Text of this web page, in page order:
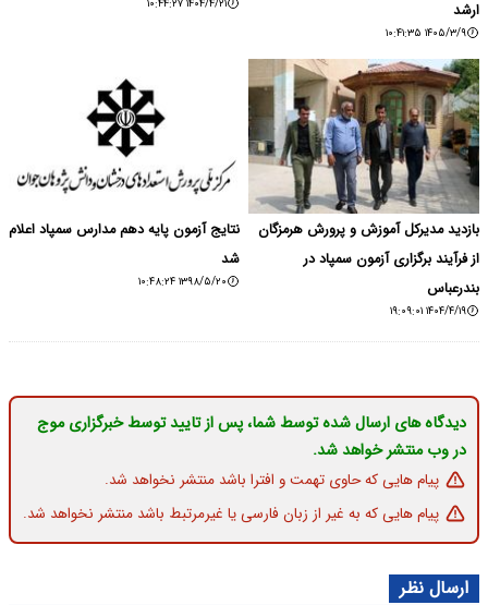
ارشد
۱۴۰۵/۳/۹ ۱۰:۴۱:۳۵
۱۴۰۴/۴/۲۱ ۱۰:۴۴:۲۷
بازدید مدیرکل آموزش و پرورش هرمزگان
از فرآیند برگزاری آزمون سمپاد در
بندرعباس
۱۴۰۴/۴/۱۹ ۱۹:۰۹:۰۱
نتایج آزمون پایه دهم مدارس سمپاد اعلام
شد
۱۳۹۸/۵/۲۰ ۱۰:۴۸:۲۴
دیدگاه های ارسال شده توسط شما، پس از تایید توسط خبرگزاری موج
در وب منتشر خواهد شد.
پیام هایی که حاوی تهمت و افترا باشد منتشر نخواهد شد.
پیام هایی که به غیر از زبان فارسی یا غیرمرتبط باشد منتشر نخواهد شد.
ارسال نظر